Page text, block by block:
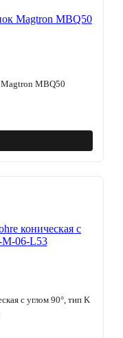
MBQ50
с углом 90°, тип K